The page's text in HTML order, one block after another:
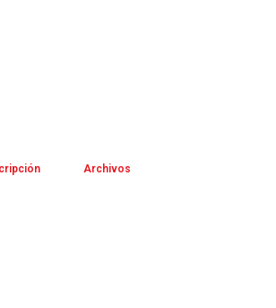
Archivos